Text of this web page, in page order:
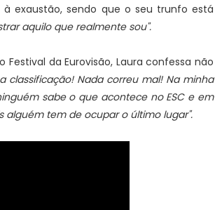
exaustão, sendo que o seu trunfo está
aquilo que realmente sou".
da Eurovisão, Laura confessa não
classificação! Nada correu mal! Na minha
sabe o que acontece no ESC e em
alguém tem de ocupar o último lugar".